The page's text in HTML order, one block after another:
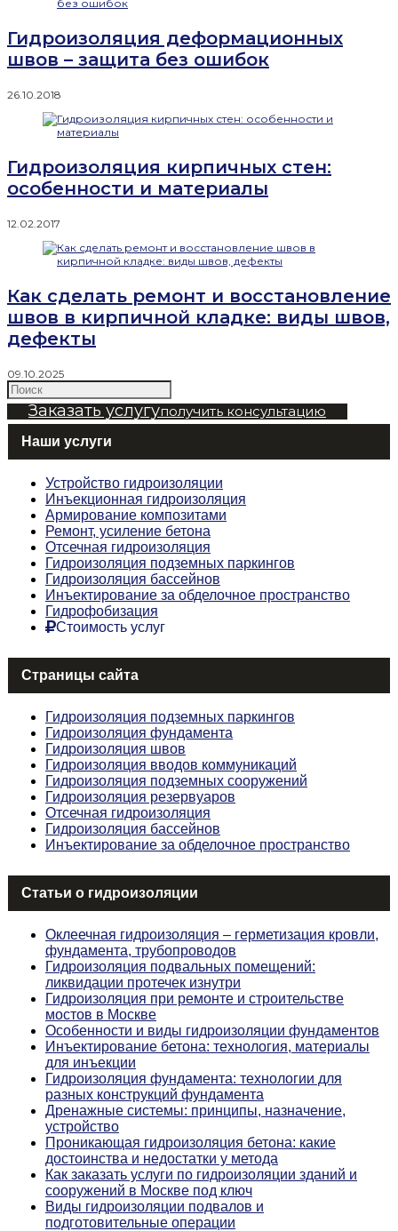
Гидроизоляция деформационных
швов – защита без ошибок
26.10.2018
Гидроизоляция кирпичных стен:
особенности и материалы
12.02.2017
Как сделать ремонт и восстановление
швов в кирпичной кладке: виды швов,
дефекты
09.10.2025
Заказать услугуполучить консультацию
Наши услуги
Устройство гидроизоляции
Инъекционная гидроизоляция
Армирование композитами
Ремонт, усиление бетона
Отсечная гидроизоляция
Гидроизоляция подземных паркингов
Гидроизоляция бассейнов
Инъектирование за обделочное пространство
Гидрофобизация
Стоимость услуг
Страницы сайта
Гидроизоляция подземных паркингов
Гидроизоляция фундамента
Гидроизоляция швов
Гидроизоляция вводов коммуникаций
Гидроизоляция подземных сооружений
Гидроизоляция резервуаров
Отсечная гидроизоляция
Гидроизоляция бассейнов
Инъектирование за обделочное пространство
Статьи о гидроизоляции
Оклеечная гидроизоляция – герметизация кровли,
фундамента, трубопроводов
Гидроизоляция подвальных помещений:
ликвидации протечек изнутри
Гидроизоляция при ремонте и строительстве
мостов в Москве
Особенности и виды гидроизоляции фундаментов
Инъектирование бетона: технология, материалы
для инъекции
Гидроизоляция фундамента: технологии для
разных конструкций фундамента
Дренажные системы: принципы, назначение,
устройство
Проникающая гидроизоляция бетона: какие
достоинства и недостатки у метода
Как заказать услуги по гидроизоляции зданий и
сооружений в Москве под ключ
Виды гидроизоляции подвалов и
подготовительные операции